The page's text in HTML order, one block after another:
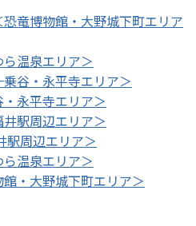
竜博物館・大野城下町エリア
温泉エリア＞
谷・永平寺エリア＞
永平寺エリア＞
駅周辺エリア＞
周辺エリア＞
温泉エリア＞
・大野城下町エリア＞